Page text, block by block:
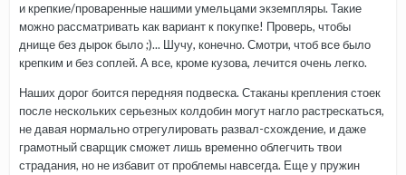
и крепкие/проваренные нашими умельцами экземпляры. Такие
можно рассматривать как вариант к покупке! Проверь, чтобы
днище без дырок было ;)... Шучу, конечно. Смотри, чтоб все было
крепким и без соплей. А все, кроме кузова, лечится очень легко.
Наших дорог боится передняя подвеска. Стаканы крепления стоек
после нескольких серьезных колдобин могут нагло растрескаться,
не давая нормально отрегулировать развал-схождение, и даже
грамотный сварщик сможет лишь временно облегчить твои
страдания, но не избавит от проблемы навсегда. Еще у пружин